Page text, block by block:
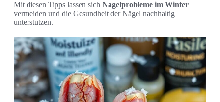
Mit diesen Tipps lassen sich Nagelprobleme im Winter
vermeiden und die Gesundheit der Nägel nachhaltig
unterstützen.